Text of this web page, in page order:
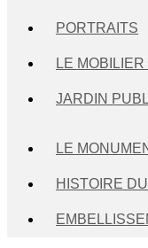
PORTRAITS
LE
JARDIN
LE
HISTOIRE